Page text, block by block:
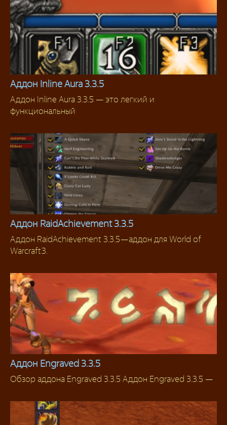
Аддоны 3.3.5
Аддон Inline Aura 3.3.5
Аддон Inline Aura 3.3.5 — это легкий и
функциональный
Аддоны 3.3.5
Аддон RaidAchievement 3.3.5
Аддон RaidAchievement 3.3.5 — аддон для World of
Warcraft 3.
Для Рыцарей смерти
Аддон Engraved 3.3.5
Обзор аддона Engraved 3.3.5 Аддон Engraved 3.3.5 —